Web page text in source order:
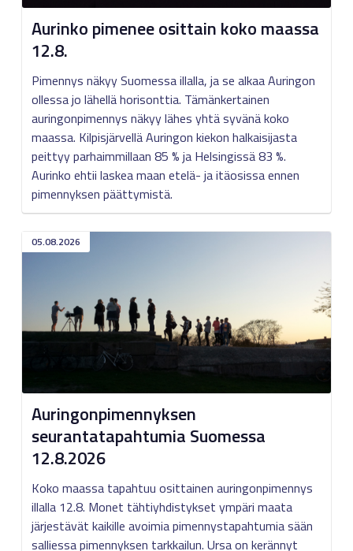
Aurinko pimenee osittain koko maassa
12.8.
Pimennys näkyy Suomessa illalla, ja se alkaa Auringon
ollessa jo lähellä horisonttia. Tämänkertainen
auringonpimennys näkyy lähes yhtä syvänä koko
maassa. Kilpisjärvellä Auringon kiekon halkaisijasta
peittyy parhaimmillaan 85 % ja Helsingissä 83 %.
Aurinko ehtii laskea maan etelä- ja itäosissa ennen
pimennyksen päättymistä.
05.08.2026
Auringonpimennyksen
seurantatapahtumia Suomessa
12.8.2026
Koko maassa tapahtuu osittainen auringonpimennys
illalla 12.8. Monet tähtiyhdistykset ympäri maata
järjestävät kaikille avoimia pimennystapahtumia sään
salliessa pimennyksen tarkkailun. Ursa on kerännyt